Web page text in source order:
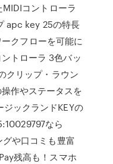
コントローラ
apc key 25の特長
クフローを可能に
トローラ 3色バッ
クリップ・ラウン
作やステータスを
ックランドKEYの
なら
や口コミも豊富
残高も！スマホ